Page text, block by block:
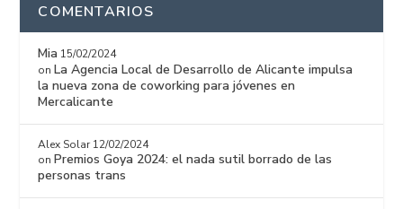
COMENTARIOS
Mia 15/02/2024
on La Agencia Local de Desarrollo de Alicante impulsa
la nueva zona de coworking para jóvenes en
Mercalicante
Alex Solar 12/02/2024
on Premios Goya 2024: el nada sutil borrado de las
personas trans